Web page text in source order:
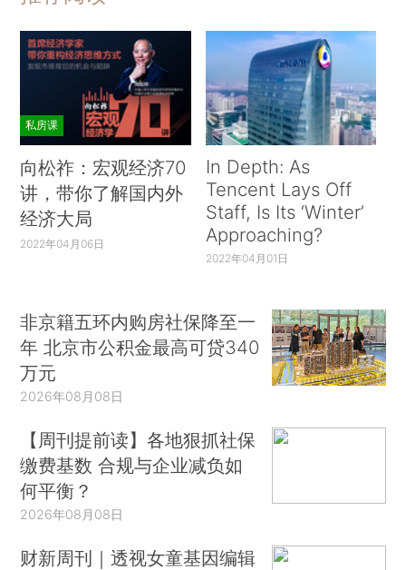
私房课
向松祚：宏观经济70
讲，带你了解国内外
经济大局
2022年04月06日
In Depth: As
Tencent Lays Off
Staff, Is Its ‘Winter’
Approaching?
2022年04月01日
非京籍五环内购房社保降至一
年 北京市公积金最高可贷340
万元
2026年08月08日
【周刊提前读】各地狠抓社保
缴费基数 合规与企业减负如
何平衡？
2026年08月08日
财新周刊｜透视女童基因编辑